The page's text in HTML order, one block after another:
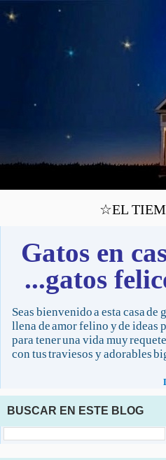
☆EL
Gatos en
...gatos
Seas bienvenido a esta casa de
llena de amor felino y de ideas
para tener una vida muy
con tus traviesos y adorables
BUSCAR EN ESTE BLOG